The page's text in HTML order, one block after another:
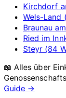
Kirchdorf
Wels-Land
Braunau
Ried im
Steyr (84
📖 Alles über
Guide →